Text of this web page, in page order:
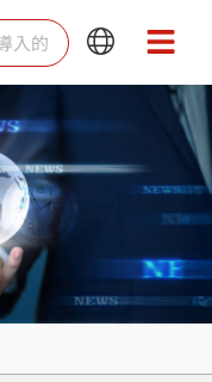
Main
Menu
Main
Menu